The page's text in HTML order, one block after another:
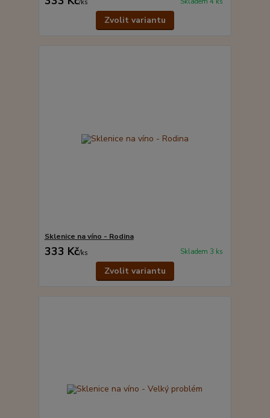
/ks
Zvolit variantu
Sklenice na víno - Rodina
333 Kč/ks Skladem 3 ks
Zvolit variantu